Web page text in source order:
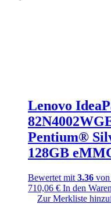
Lenovo
Pentium®
128GB
Bewertet mit 3.36
710,06 € In den
Zur Merkliste